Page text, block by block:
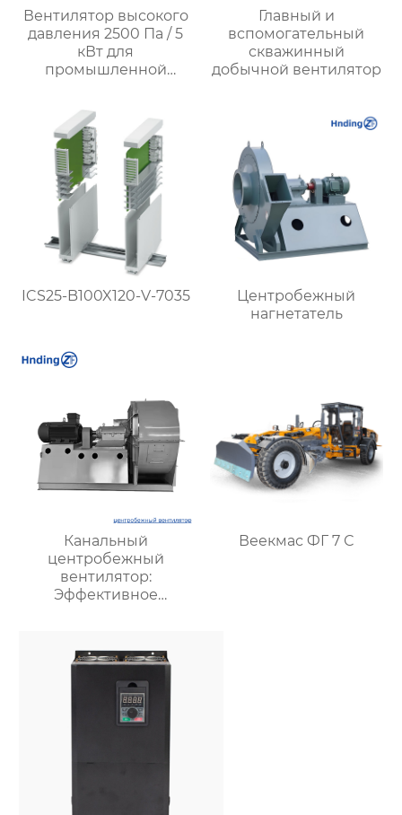
Вентилятор высокого
давления 2500 Па / 5
кВт для
промышленной
надежность и
энергоэффективность
от XYZ
Главный и
вспомогательный
скважинный
добычной вентилятор
ICS25-B100X120-V-7035
Центробежный
нагнетатель
Канальный
центробежный
вентилятор:
Эффективное
кондиционирования
Веекмас ФГ 7 С